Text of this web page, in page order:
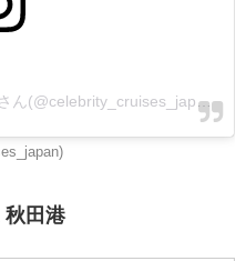
【公式】セレブリティクルーズさん(@celebrity_cruises_japan)がシェアした投稿
秋田港